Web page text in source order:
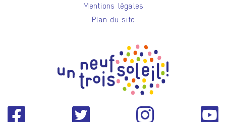
Mentions légales
Plan du site